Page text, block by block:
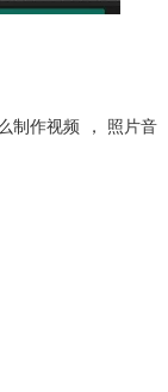
添加上转场特效，
制作视频 ，
照片音